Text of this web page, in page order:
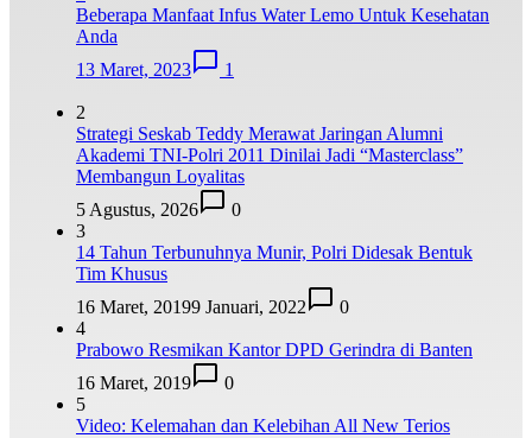
Beberapa Manfaat Infus Water Lemo Untuk Kesehatan
Anda
13 Maret, 2023
1
2
Strategi Seskab Teddy Merawat Jaringan Alumni
Akademi TNI-Polri 2011 Dinilai Jadi “Masterclass”
Membangun Loyalitas
5 Agustus, 2026
0
3
14 Tahun Terbunuhnya Munir, Polri Didesak Bentuk
Tim Khusus
16 Maret, 20199 Januari, 2022
0
4
Prabowo Resmikan Kantor DPD Gerindra di Banten
16 Maret, 2019
0
5
Video: Kelemahan dan Kelebihan All New Terios